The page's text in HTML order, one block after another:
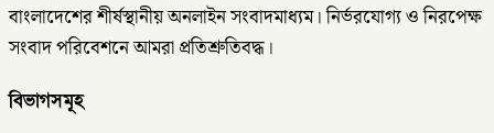
বাংলাদেশের শীর্ষস্থানীয় অনলাইন সংবাদমাধ্যম। নির্ভরযোগ্য ও নিরপেক্ষ
সংবাদ পরিবেশনে আমরা প্রতিশ্রুতিবদ্ধ।
বিভাগসমূহ